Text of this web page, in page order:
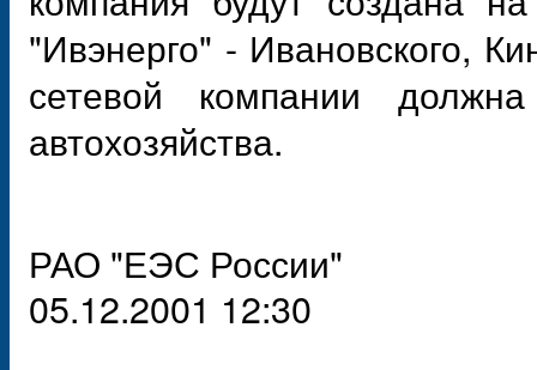
"Ивэнерго" - Ивановского,
сетевой компании
автохозяйства.
РАО "ЕЭС России"
05.12.2001 12:30